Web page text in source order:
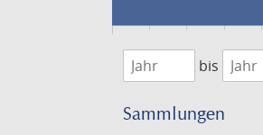
1474
bis
Sammlungen